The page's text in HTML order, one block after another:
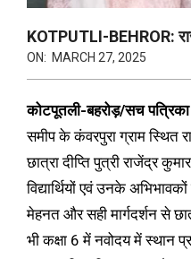
KOTPUTLI-BEHROR:
ON: MARCH 27, 2025
कोटपूतली-बहरोड़/सच
समीप के कंवरपुरा ग्राम स्थित
छात्रा दीप्ति पुत्री राजेंद्र
विद्यार्थियों एवं उनके
मेहनत और सही मार्गदर्शन से
भी कक्षा 6 में नवोदय में स्थान